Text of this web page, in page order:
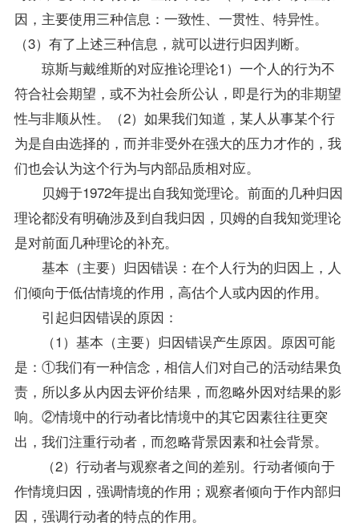
因，主要使用三种信息：一致性、一贯性、特异性。
（3）有了上述三种信息，就可以进行归因判断。
琼斯与戴维斯的对应推论理论1）一个人的行为不
符合社会期望，或不为社会所公认，即是行为的非期望
性与非顺从性。（2）如果我们知道，某人从事某个行
为是自由选择的，而并非受外在强大的压力才作的，我
们也会认为这个行为与内部品质相对应。
贝姆于1972年提出自我知觉理论。前面的几种归因
理论都没有明确涉及到自我归因，贝姆的自我知觉理论
是对前面几种理论的补充。
基本（主要）归因错误：在个人行为的归因上，人
们倾向于低估情境的作用，高估个人或内因的作用。
引起归因错误的原因：
（1）基本（主要）归因错误产生原因。原因可能
是：①我们有一种信念，相信人们对自己的活动结果负
责，所以多从内因去评价结果，而忽略外因对结果的影
响。②情境中的行动者比情境中的其它因素往往更突
出，我们注重行动者，而忽略背景因素和社会背景。
（2）行动者与观察者之间的差别。行动者倾向于
作情境归因，强调情境的作用；观察者倾向于作内部归
因，强调行动者的特点的作用。